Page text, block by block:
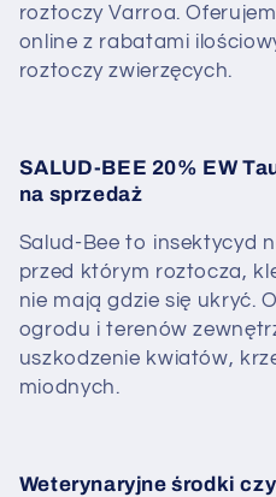
roztoczy Varroa.
online z rabatami
roztoczy zwierzęcych.
SALUD-BEE 20% EW
na sprzedaż
Salud-Bee to insektycyd
przed którym roztocza,
nie mają gdzie się ukryć.
ogrodu i terenów
uszkodzenie kwiatów,
miodnych.
Weterynaryjne środki